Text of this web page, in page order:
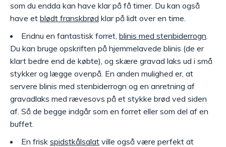
som du endda kan have klar på få timer. Du kan også
have et blødt franskbrød klar på lidt over en time.
Endnu en fantastisk forret, blinis med stenbiderrogn.
Du kan bruge opskriften på hjemmelavede blinis (de er
klart bedre end de købte), og skære gravad laks ud i små
stykker og lægge ovenpå. En anden mulighed er, at
servere blinis med stenbiderrogn og en anretning af
gravadlaks med rævesovs på et stykke brød ved siden
af. Så de begge indgår som en forret eller som del af en
buffet.
En frisk spidstkålsalat ville også være perfekt at